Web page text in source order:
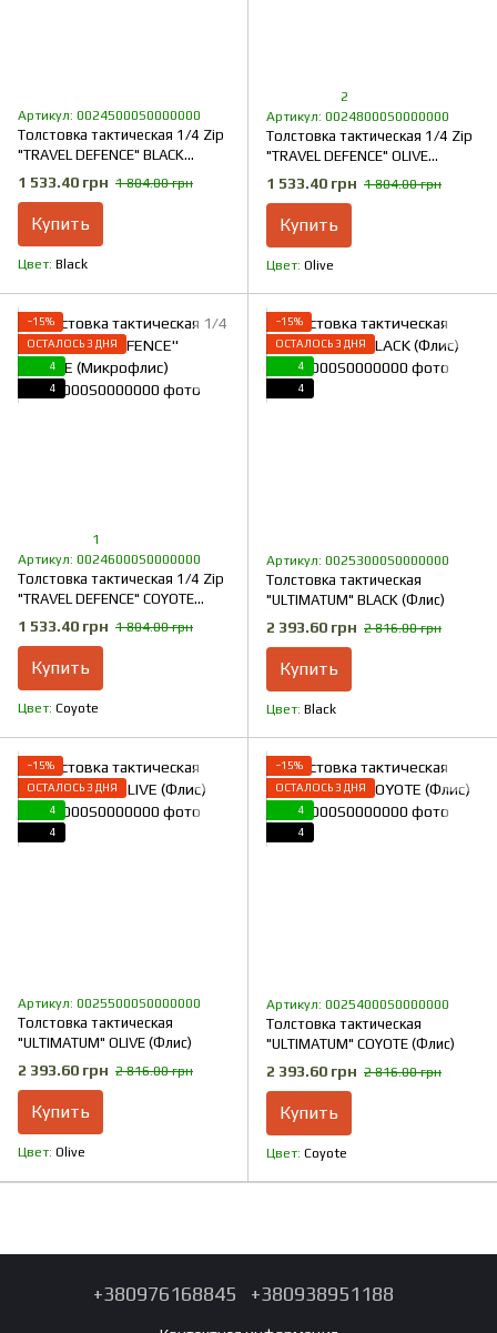
Артикул: 00245000S0000000
Толстовка тактическая 1/4 Zip
"TRAVEL DEFENCE" BLACK
(Микрофлис)
1 533.40 грн 1 804.00 грн
Купить
Цвет Black
2
Артикул: 00248000S0000000
Толстовка тактическая 1/4 Zip
"TRAVEL DEFENCE" OLIVE
(Микрофлис)
1 533.40 грн 1 804.00 грн
Купить
Цвет Olive
−15%
ОСТАЛОСЬ 3 ДНЯ
4
4
1
Артикул: 00246000S0000000
Толстовка тактическая 1/4 Zip
"TRAVEL DEFENCE" COYOTE
(Микрофлис)
1 533.40 грн 1 804.00 грн
Купить
Цвет Coyote
−15%
ОСТАЛОСЬ 3 ДНЯ
4
4
Артикул: 00253000S0000000
Толстовка тактическая
"ULTIMATUM" BLACK (Флис)
2 393.60 грн 2 816.00 грн
Купить
Цвет Black
−15%
ОСТАЛОСЬ 3 ДНЯ
4
4
Артикул: 00255000S0000000
Толстовка тактическая
"ULTIMATUM" OLIVE (Флис)
2 393.60 грн 2 816.00 грн
Купить
Цвет Olive
−15%
ОСТАЛОСЬ 3 ДНЯ
4
4
Артикул: 00254000S0000000
Толстовка тактическая
"ULTIMATUM" COYOTE (Флис)
2 393.60 грн 2 816.00 грн
Купить
Цвет Coyote
+380976168845 +380938951188